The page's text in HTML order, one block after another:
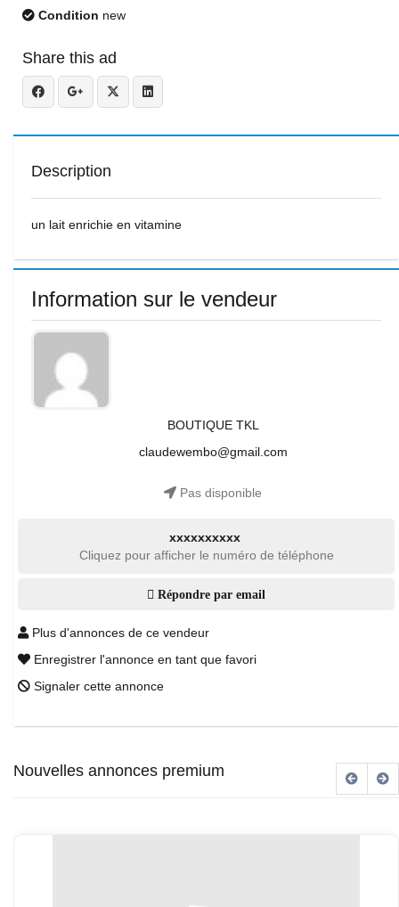
Condition new
Share this ad
Description
un lait enrichie en vitamine
Information sur le vendeur
BOUTIQUE TKL
claudewembo@gmail.com
Pas disponible
xxxxxxxxxx
Cliquez pour afficher le numéro de téléphone
Répondre par email
Plus d'annonces de ce vendeur
Enregistrer l'annonce en tant que favori
Signaler cette annonce
Nouvelles annonces premium